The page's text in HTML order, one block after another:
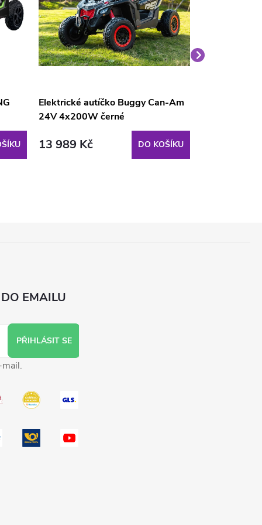
Elektrické autíčko Buggy Can-Am
24V 4x200W černé
13 989 Kč DO KOŠÍKU
EMAILU
PŘIHLÁSIT SE
mail.